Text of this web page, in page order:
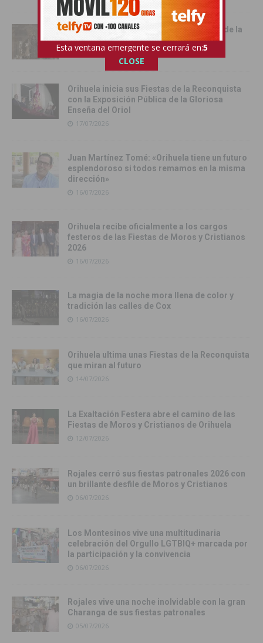
Cox vive su día grande con la procesión de la
Virgen del Carmen
17/07/2026
Orihuela inicia sus Fiestas de la Reconquista
con la Exposición Pública de la Gloriosa
Enseña del Oriol
17/07/2026
Juan Martínez Tomé: «Orihuela tiene un futuro
esplendoroso si todos remamos en la misma
dirección»
16/07/2026
Orihuela recibe oficialmente a los cargos
festeros de las Fiestas de Moros y Cristianos
2026
16/07/2026
La magia de la noche mora llena de color y
tradición las calles de Cox
16/07/2026
Orihuela ultima unas Fiestas de la Reconquista
que miran al futuro
14/07/2026
La Exaltación Festera abre el camino de las
Fiestas de Moros y Cristianos de Orihuela
12/07/2026
Rojales cerró sus fiestas patronales 2026 con
un brillante desfile de Moros y Cristianos
06/07/2026
Los Montesinos vive una multitudinaria
celebración del Orgullo LGTBIQ+ marcada por
la participación y la convivencia
06/07/2026
Rojales vive una noche inolvidable con la gran
Charanga de sus fiestas patronales
05/07/2026
Esta ventana emergente se cerrará en:4
CLOSE